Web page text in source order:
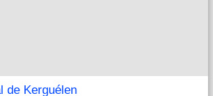
de Kerguélen